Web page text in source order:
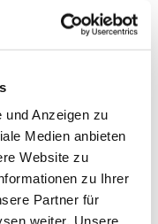
und Anzeigen zu
Medien anbieten
Website zu
zu Ihrer
Partner für
weiter. Unsere